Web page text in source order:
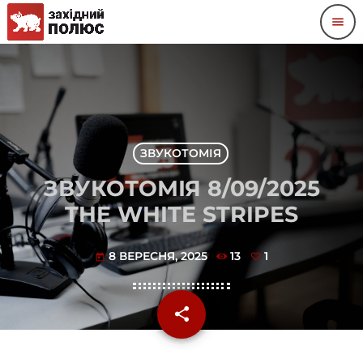
menu
ЗВУКОТОМІЯ
ЗВУКОТОМІЯ 8/09/2025
THE WHITE STRIPES
today 8 ВЕРЕСНЯ, 2025 13 1
share
email